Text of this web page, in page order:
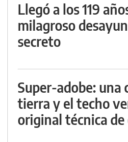
Llegó a los 119
milagroso
secreto
Super-adobe: una
tierra y el techo
original técnica